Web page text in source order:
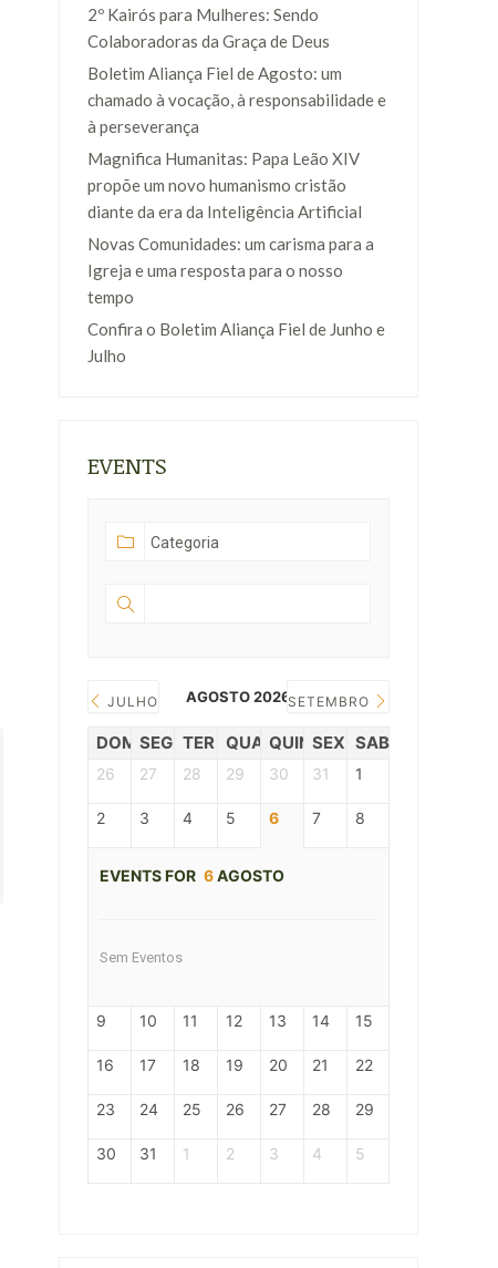
2º Kairós para Mulheres: Sendo
Colaboradoras da Graça de Deus
Boletim Aliança Fiel de Agosto: um
chamado à vocação, à responsabilidade e
à perseverança
Magnifica Humanitas: Papa Leão XIV
propõe um novo humanismo cristão
diante da era da Inteligência Artificial
Novas Comunidades: um carisma para a
Igreja e uma resposta para o nosso
tempo
Confira o Boletim Aliança Fiel de Junho e
Julho
EVENTS
JULHO AGOSTO 2026SETEMBRO
DOM SEG TER QUARQUIN SEX SAB
26 27 28 29 30 31 1
2 3 4 5 6 7 8
EVENTS FOR 6AGOSTO
Sem Eventos
9 10 11 12 13 14 15
16 17 18 19 20 21 22
23 24 25 26 27 28 29
30 31 1 2 3 4 5